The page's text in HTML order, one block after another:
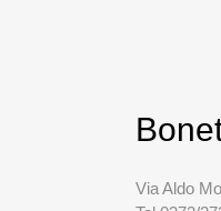
Via Aldo